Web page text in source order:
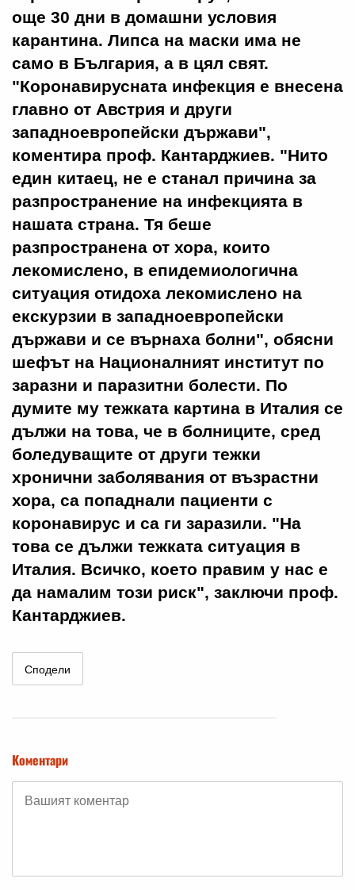
още 30 дни в домашни условия
карантина. Липса на маски има не
само в България, а в цял свят.
"Коронавирусната инфекция е внесена
главно от Австрия и други
западноевропейски държави",
коментира проф. Кантарджиев. "Нито
един китаец, не е станал причина за
разпространение на инфекцията в
нашата страна. Тя беше
разпространена от хора, които
лекомислено, в епидемиологична
ситуация отидоха лекомислено на
екскурзии в западноевропейски
държави и се върнаха болни", обясни
шефът на Националният институт по
заразни и паразитни болести. По
думите му тежката картина в Италия се
дължи на това, че в болниците, сред
боледуващите от други тежки
хронични заболявания от възрастни
хора, са попаднали пациенти с
коронавирус и са ги заразили. "На
това се дължи тежката ситуация в
Италия. Всичко, което правим у нас е
да намалим този риск", заключи проф.
Кантарджиев.
Сподели
Коментари